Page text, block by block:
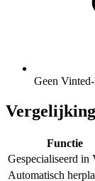
Geen
Functie
Gespecialiseerd in
Automatisch